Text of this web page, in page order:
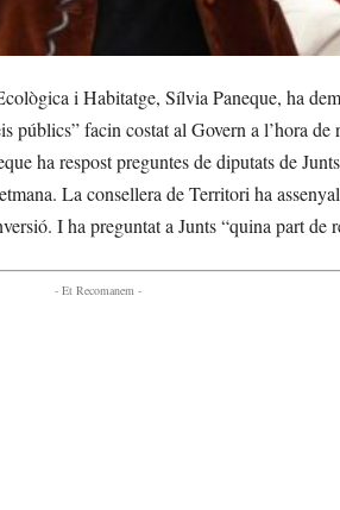
i Habitatge, Sílvia Paneque, ha
públics” facin costat al Govern a l’hora
ha respost preguntes de diputats de
La consellera de Territori ha
I ha preguntat a Junts “quina part de
- Et Recomanem -